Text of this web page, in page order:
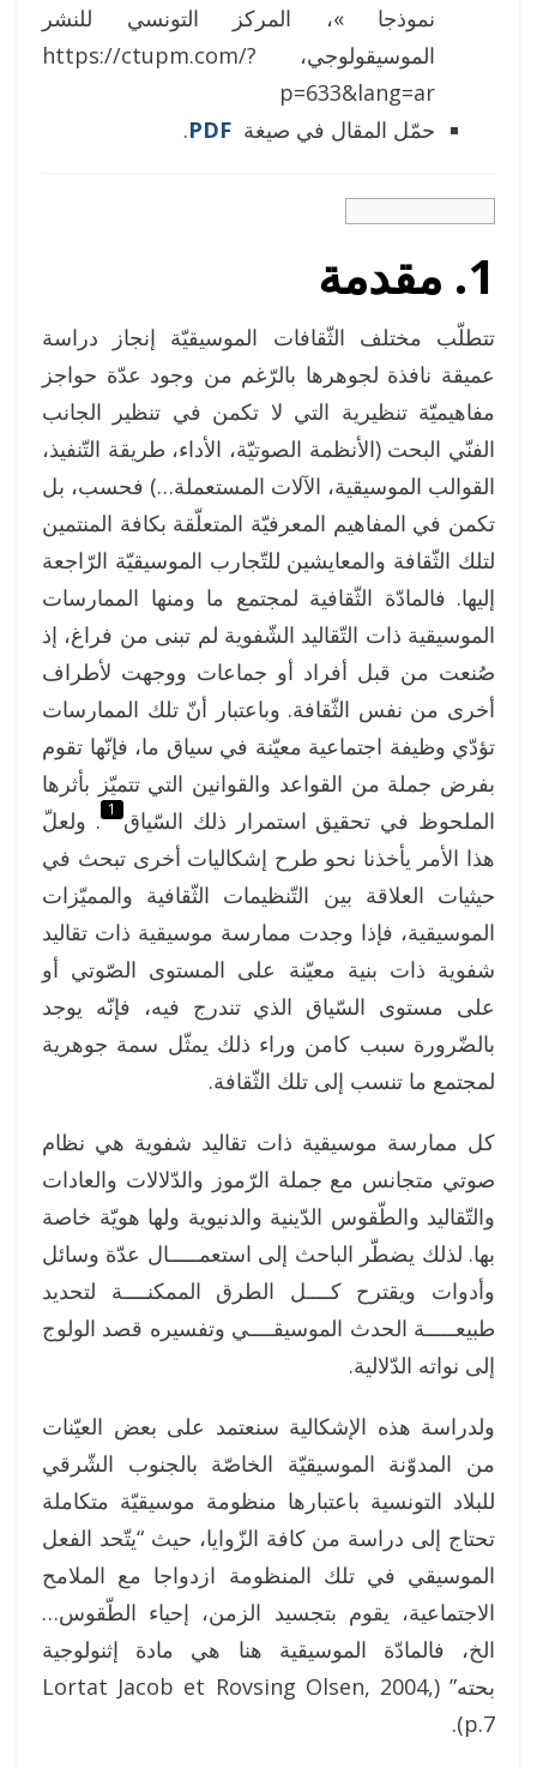
نموذجا »، المركز التونسي للنشر
الموسيقولوجي، https://ctupm.com/?
p=633&lang=ar
حمّل المقال في صيغة PDF
.
1. مقدمة
تتطلّب مختلف الثّقافات الموسيقيّة إنجاز دراسة
عميقة نافذة لجوهرها بالرّغم من وجود عدّة حواجز
مفاهيميّة تنظيرية التي لا تكمن في تنظير الجانب
الفنّي البحت (الأنظمة الصوتيّة، الأداء، طريقة التّنفيذ،
القوالب الموسيقية، الآلات المستعملة…) فحسب، بل
تكمن في المفاهيم المعرفيّة المتعلّقة بكافة المنتمين
لتلك الثّقافة والمعايشين للتّجارب الموسيقيّة الرّاجعة
إليها. فالمادّة الثّقافية لمجتمع ما ومنها الممارسات
الموسيقية ذات التّقاليد الشّفوية لم تبنى من فراغ، إذ
صُنعت من قبل أفراد أو جماعات ووجهت لأطراف
أخرى من نفس الثّقافة. وباعتبار أنّ تلك الممارسات
تؤدّي وظيفة اجتماعية معيّنة في سياق ما، فإنّها تقوم
بفرض جملة من القواعد والقوانين التي تتميّز بأثرها
الملحوظ في تحقيق استمرار ذلك السّياق 1 . ولعلّ
هذا الأمر يأخذنا نحو طرح إشكاليات أخرى تبحث في
حيثيات العلاقة بين التّنظيمات الثّقافية والمميّزات
الموسيقية، فإذا وجدت ممارسة موسيقية ذات تقاليد
شفوية ذات بنية معيّنة على المستوى الصّوتي أو
على مستوى السّياق الذي تندرج فيه، فإنّه يوجد
بالضّرورة سبب كامن وراء ذلك يمثّل سمة جوهرية
لمجتمع ما تنسب إلى تلك الثّقافة.
كل ممارسة موسيقية ذات تقاليد شفوية هي نظام
صوتي متجانس مع جملة الرّموز والدّلالات والعادات
والتّقاليد والطّقوس الدّينية والدنيوية ولها هويّة خاصة
بها. لذلك يضطّر الباحث إلى استعمـــــال عدّة وسائل
وأدوات ويقترح كــــل الطرق الممكنــــة لتحديد
طبيعـــــة الحدث الموسيقــــي وتفسيره قصد الولوج
إلى نواته الدّلالية.
ولدراسة هذه الإشكالية سنعتمد على بعض العيّنات
من المدوّنة الموسيقيّة الخاصّة بالجنوب الشّرقي
للبلاد التونسية باعتبارها منظومة موسيقيّة متكاملة
تحتاج إلى دراسة من كافة الزّوايا، حيث “يتّحد الفعل
الموسيقي في تلك المنظومة ازدواجا مع الملامح
الاجتماعية، يقوم بتجسيد الزمن، إحياء الطّقوس…
الخ، فالمادّة الموسيقية هنا هي مادة إثنولوجية
بحته” (Lortat Jacob et Rovsing Olsen, 2004,
p.7).